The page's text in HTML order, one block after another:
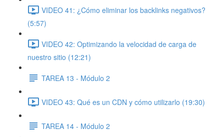
VIDEO 41: ¿Cómo eliminar los backlinks negativos?
(5:57)
VIDEO 42: Optimizando la velocidad de carga de
nuestro sitio (12:21)
TAREA 13 - Módulo 2
VIDEO 43: Qué es un CDN y cómo utilizarlo (19:30)
TAREA 14 - Módulo 2